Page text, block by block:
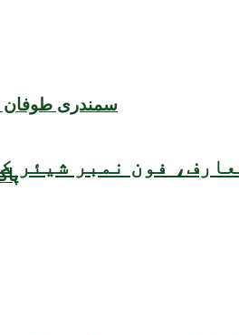
فون نمبر شیئر
سمندری طوفان